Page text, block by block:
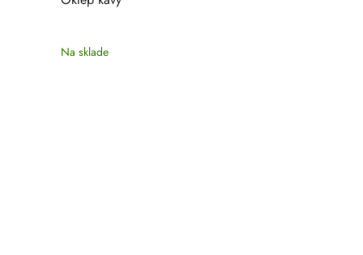
Na sklade